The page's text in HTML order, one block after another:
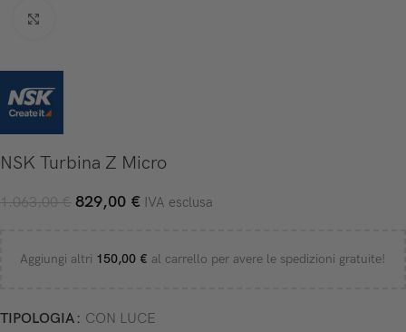
NSK Turbina Z Micro
1.063,00€ 829,00 € IVA esclusa
Aggiungi altri 150,00 € al carrello per avere le spedizioni gratuite!
TIPOLOGIA CON LUCE